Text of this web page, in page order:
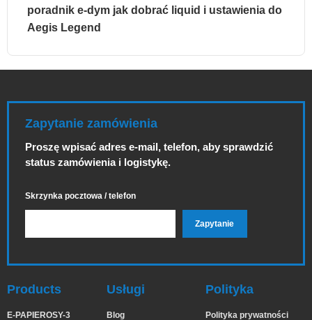
poradnik e-dym jak dobrać liquid i ustawienia do
Aegis Legend
Zapytanie zamówienia
Proszę wpisać adres e-mail, telefon, aby sprawdzić
status zamówienia i logistykę.
Skrzynka pocztowa / telefon
Products
E-PAPIEROSY-3
Usługi
Blog
Polityka
Polityka prywatności